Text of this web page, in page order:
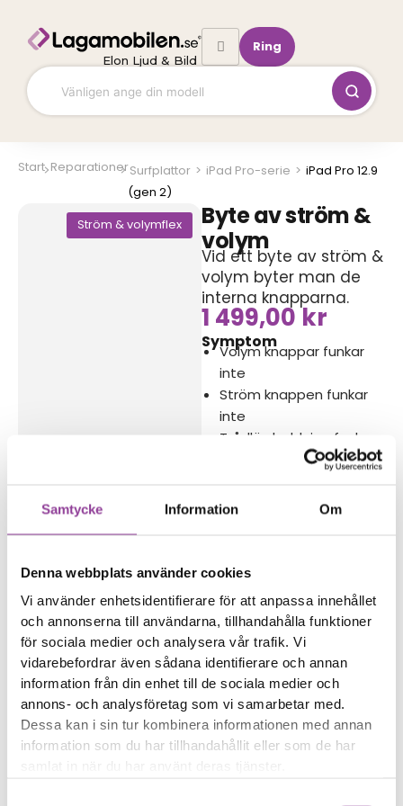
Samtycke Information Om
Denna webbplats använder cookies
Vi använder enhetsidentifierare för att anpassa innehållet
och annonserna till användarna, tillhandahålla funktioner
för sociala medier och analysera vår trafik. Vi
vidarebefordrar även sådana identifierare och annan
information från din enhet till de sociala medier och
annons- och analysföretag som vi samarbetar med.
Dessa kan i sin tur kombinera informationen med annan
information som du har tillhandahållit eller som de har
innehåll
Elon Ljud & Bild
Ring
Start ReparationerSurfplattor > iPad Pro-serie > iPad Pro 12.9
(gen 2)
Ström & volymflex
Byte av ström &
volym
Vid ett byte av ström &
volym byter man de
interna knapparna.
1 499,00kr
Symptom
Volym knappar funkar
inte
Ström knappen funkar
inte
Trådlös laddning funkar
Reparationstid – Ca 120
Fler reparationer för samma
modell
Felsökning 399,00kr
Data Recovery899,00kr